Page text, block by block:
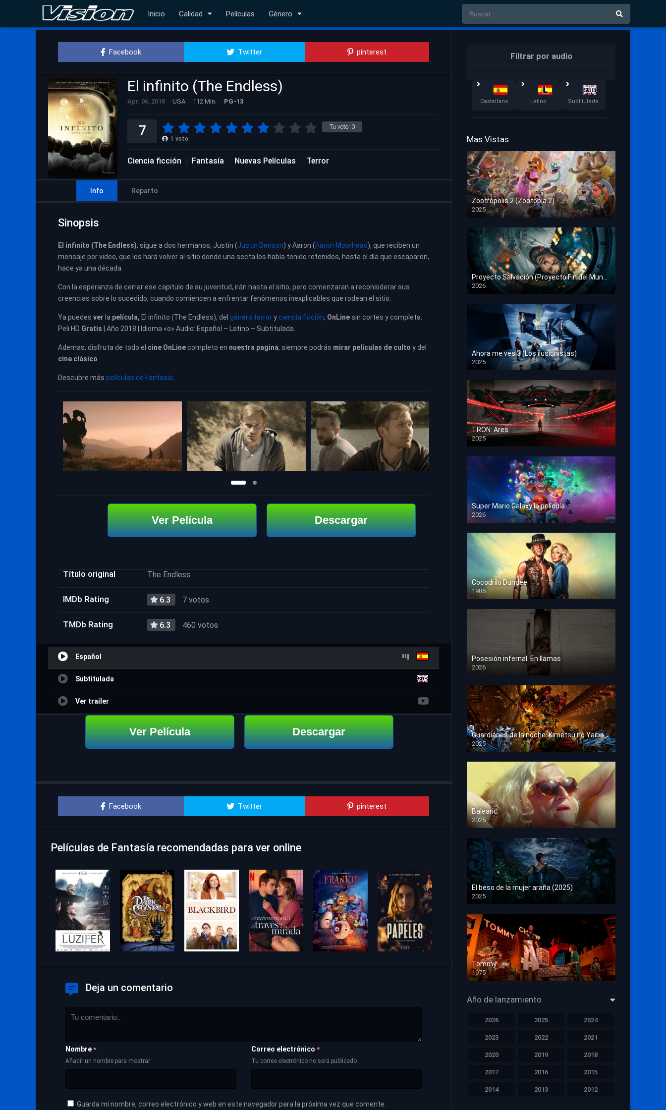
Inicio Calidad Películas Género
Facebook Twitter pinterest
El infinito (The Endless)
Apr. 06, 2018 USA 112 Min. PG-13
Tu voto: 0
7 1 voto
Ciencia ficción Fantasía Nuevas Películas Terror
Info Reparto
Sinopsis
El infinito (The Endless), sigue a dos hermanos, Justin (Justin Benson) y Aaron (Aaron Moorhead), que reciben un
mensaje por video, que los hará volver al sitio donde una secta los había tenido retenidos, hasta el día que escaparon,
hace ya una década.
Con la esperanza de cerrar ese capitulo de su juventud, irán hasta el sitio, pero comenzaran a reconsiderar sus
creencias sobre lo sucedido, cuando comiencen a enfrentar fenómenos inexplicables que rodean el sitio.
Ya puedes ver la película, El infinito (The Endless), del género terroryciencia ficción, OnLine sin cortes y completa.
Peli HD Gratis | Año 2018 | Idioma «o» Audio: Español – Latino – Subtitulada.
Ademas, disfruta de todo el cine OnLinecompleto en nuestra pagina, siempre podrás mirar películas de culto y del
cine clásico
Descubre más películas de Fantasía
Ver Película Descargar
Título original The Endless
IMDb Rating 6.3 7 votos
TMDb Rating 6.3 460 votos
Español
Subtitulada
Ver trailer
Ver Película Descargar
Facebook Twitter pinterest
Películas de Fantasía recomendadas para ver online
Deja un comentario
Nombre *
Añadir un nombre para mostrar
Correo electrónico *
Tu correo electrónico no será publicado
Guarda mi nombre, correo electrónico y web en este navegador para la próxima vez que comente.
Filtrar por audio
Castellano Latino Subtitulada
Mas Vistas
Zootrópolis 2 (Zootopia 2)
2025
HD 1080p
Proyecto Salvación (Proyecto Fin del Mundo)
2026
HD 1080p
Ahora me ves 3 (Los ilusionistas)
2025
HD 1080p
TRON: Ares
2025
HD 1080p
Super Mario Galaxy la película
2026
HD 1080p
Cocodrilo Dundee
1986
HD 1080p
Posesión infernal. En llamas
2026
HD 1080p
Guardianes de la noche: Kimetsu no Yaiba La fortaleza infinita
2025
HD 1080p
Balearic
2025
HD 1080p
El beso de la mujer araña (2025)
2025
HD 1080p
Tommy
1975
HD 1080p
Año de lanzamiento
2026 2025 2024
2023 2022 2021
2020 2019 2018
2017 2016 2015
2014 2013 2012